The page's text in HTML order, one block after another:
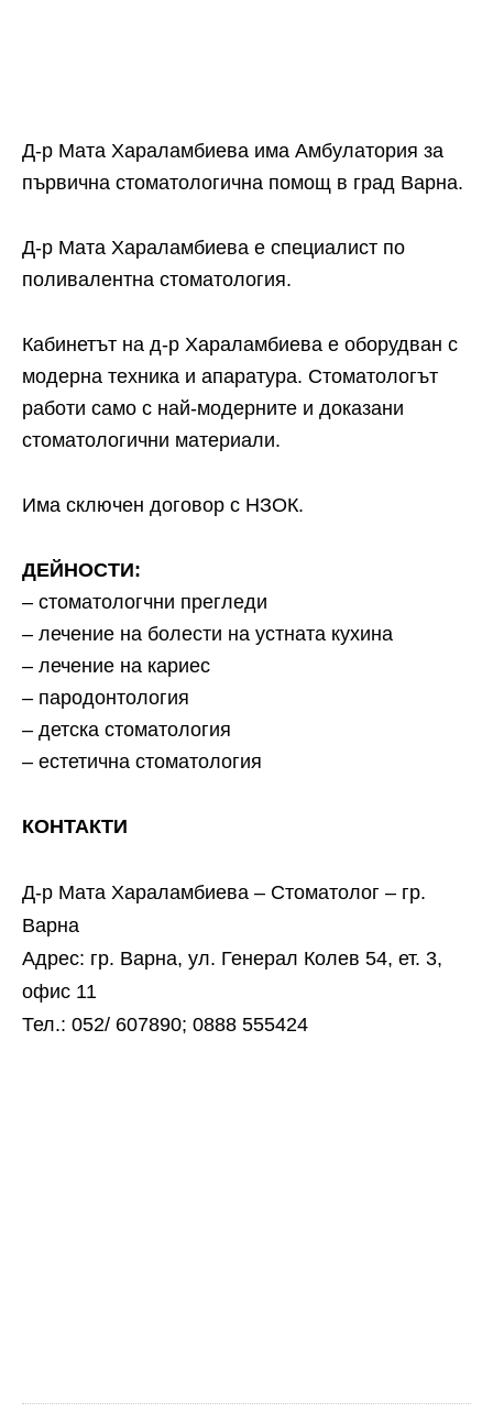
Д-р Мата Хараламбиева има Амбулатория за
първична стоматологична помощ в град Варна.
Д-р Мата Хараламбиева е специалист по
поливалентна стоматология.
Кабинетът на д-р Хараламбиева е оборудван с
модерна техника и апаратура. Стоматологът
работи само с най-модерните и доказани
стоматологични материали.
Има сключен договор с НЗОК.
ДЕЙНОСТИ:
– стоматологчни прегледи
– лечение на болести на устната кухина
– лечение на кариес
– пародонтология
– детска стоматология
– естетична стоматология
КОНТАКТИ
Д-р Мата Хараламбиева – Стоматолог – гр.
Варна
Адрес: гр. Варна, ул. Генерал Колев 54, ет. 3,
офис 11
Тел.: 052/ 607890; 0888 555424